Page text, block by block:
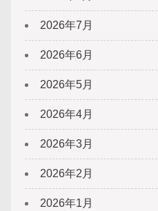
2026年7月
2026年6月
2026年5月
2026年4月
2026年3月
2026年2月
2026年1月